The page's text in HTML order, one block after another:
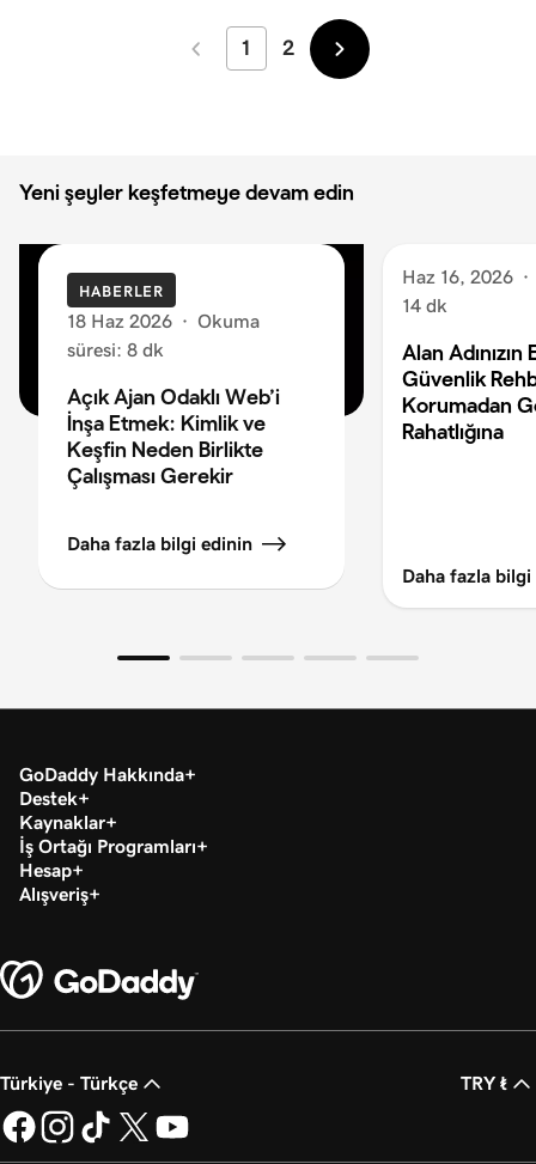
Daha
1 2
Daha
Yeni şeyler keşfetmeye devam edin
HABERLER
18 Haz 2026 · Okuma
süresi: 8 dk
Açık Ajan Odaklı Web’i
İnşa Etmek: Kimlik ve
Keşfin Neden Birlikte
Çalışması Gerekir
Daha fazla bilgi edinin
Haz 16, 2026 ·
14 dk
Alan Adınızın
Güvenlik
Korumadan
Rahatlığına
Daha fazla
GoDaddy Hakkında
Destek
Kaynaklar
İş Ortağı Programları
Hesap
Alışveriş
Türkiye - Türkçe TRY ₺